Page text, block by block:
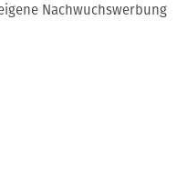
Nachwuchswerbung